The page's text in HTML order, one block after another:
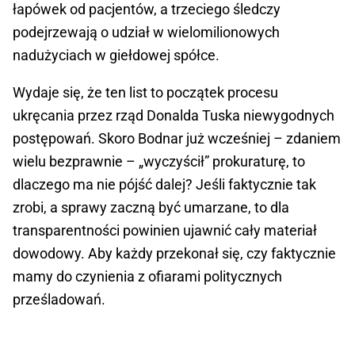
łapówek od pacjentów, a trzeciego śledczy
podejrzewają o udział w wielomilionowych
nadużyciach w giełdowej spółce.
Wydaje się, że ten list to początek procesu
ukręcania przez rząd Donalda Tuska niewygodnych
postępowań. Skoro Bodnar już wcześniej – zdaniem
wielu bezprawnie – „wyczyścił” prokuraturę, to
dlaczego ma nie pójść dalej? Jeśli faktycznie tak
zrobi, a sprawy zaczną być umarzane, to dla
transparentności powinien ujawnić cały materiał
dowodowy. Aby każdy przekonał się, czy faktycznie
mamy do czynienia z ofiarami politycznych
prześladowań.